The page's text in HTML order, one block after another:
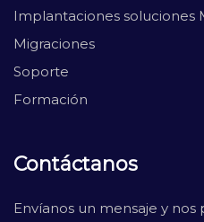
Implantaciones soluciones
Migraciones
Soporte
Formación
Contáctanos
Envíanos un mensaje y